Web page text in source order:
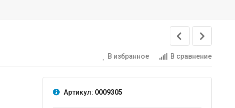
В избранное В сравнение
Артикул: 0009305